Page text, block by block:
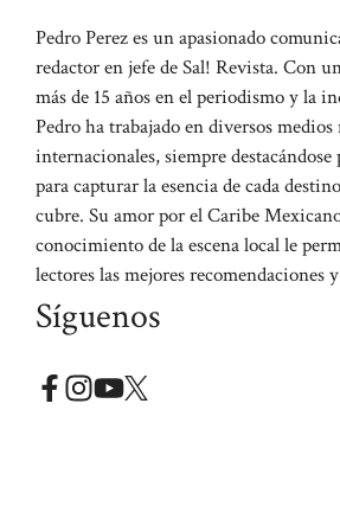
Pedro Perez es un apasionado
redactor en jefe de Sal! Revista. Con
más de 15 años en el periodismo y la
Pedro ha trabajado en diversos medios
internacionales, siempre
para capturar la esencia de cada
cubre. Su amor por el Caribe
conocimiento de la escena local le
lectores las mejores recomendaciones
Síguenos